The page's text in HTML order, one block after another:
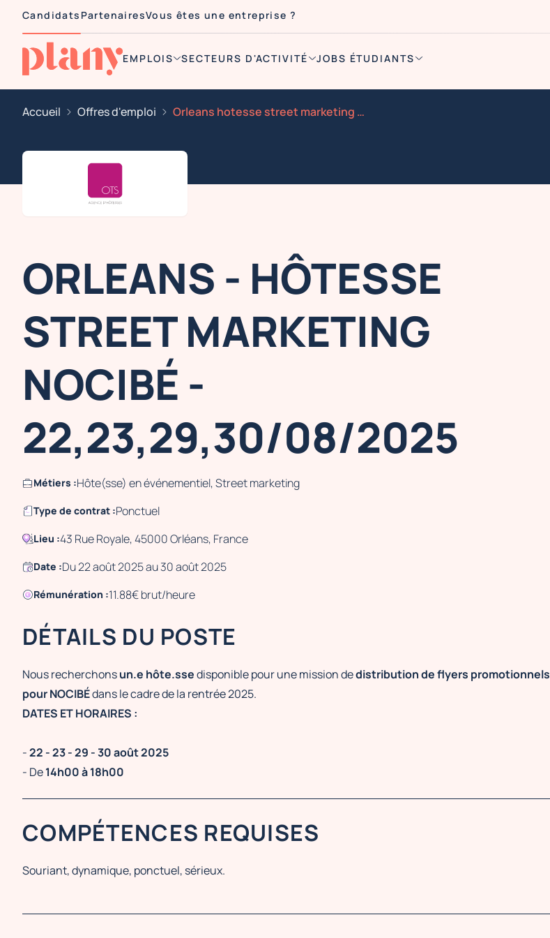
Candidats PartenairesVous êtes une entreprise ?
EMPLOIS SECTEURS D'ACTIVITÉ JOBS ÉTUDIANTS
Accueil Offres d'emploi Orleans hotesse street marketing nocibe 22 23 29 30 08
ORLEANS - HÔTESSE
STREET MARKETING
NOCIBÉ -
22,23,29,30/08/2025
Métiers :Hôte(sse) en événementiel, Street marketing
Type de contrat :Ponctuel
Lieu :43 Rue Royale, 45000 Orléans, France
Date :Du 22 août 2025 au 30 août 2025
Rémunération :11.88€ brut/heure
DÉTAILS DU POSTE
Nous recherchonsun.e hôte.ssedisponible pour une mission dedistribution de flyers promotionnels
pour NOCIBÉdans le cadre de la rentrée 2025.
DATES ET HORAIRES :
-22 - 23 - 29 - 30 août 2025
- De14h00 à 18h00
COMPÉTENCES REQUISES
Souriant, dynamique, ponctuel, sérieux.